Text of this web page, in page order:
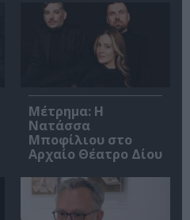
Μέτρημα: Η
Νατάσσα
Μποφίλιου στο
Αρχαίο Θέατρο Δίου